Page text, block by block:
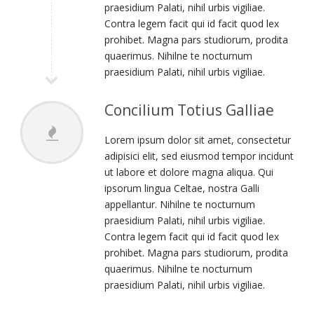
praesidium Palati, nihil urbis vigiliae.
Contra legem facit qui id facit quod lex
prohibet. Magna pars studiorum, prodita
quaerimus. Nihilne te nocturnum
praesidium Palati, nihil urbis vigiliae.
Concilium Totius Galliae
Lorem ipsum dolor sit amet, consectetur
adipisici elit, sed eiusmod tempor incidunt
ut labore et dolore magna aliqua. Qui
ipsorum lingua Celtae, nostra Galli
appellantur. Nihilne te nocturnum
praesidium Palati, nihil urbis vigiliae.
Contra legem facit qui id facit quod lex
prohibet. Magna pars studiorum, prodita
quaerimus. Nihilne te nocturnum
praesidium Palati, nihil urbis vigiliae.